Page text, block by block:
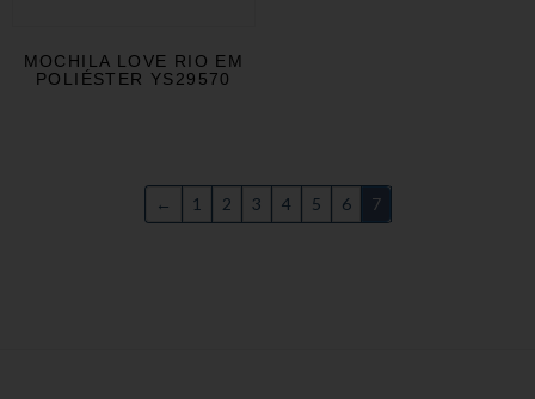
MOCHILA LOVE RIO EM
POLIÉSTER YS29570
← 1 2 3 4 5 6 7